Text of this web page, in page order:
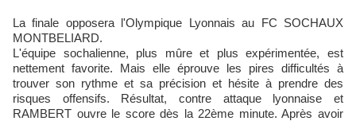
La finale opposera l'Olympique Lyonnais au FC SOCHAUX
MONTBELIARD.
L'équipe sochalienne, plus mûre et plus expérimentée, est
nettement favorite. Mais elle éprouve les pires difficultés à
trouver son rythme et sa précision et hésite à prendre des
risques offensifs. Résultat, contre attaque lyonnaise et
RAMBERT ouvre le score dès la 22ème minute. Après avoir